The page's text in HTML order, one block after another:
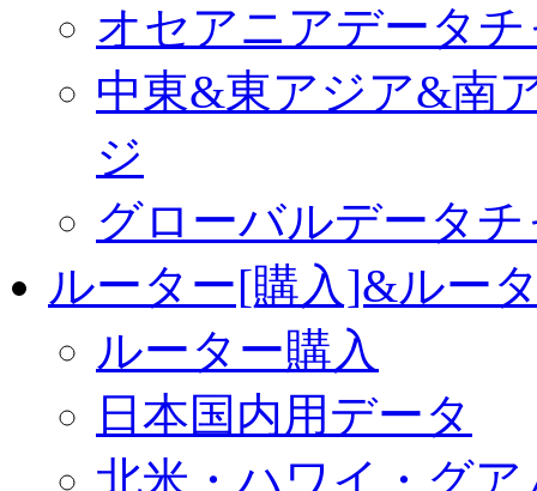
オセアニアデータ
中東&東アジア&南
ジ
グローバルデータ
ルーター[購入]&ルー
ルーター購入
日本国内用データ
北米・ハワイ・グ